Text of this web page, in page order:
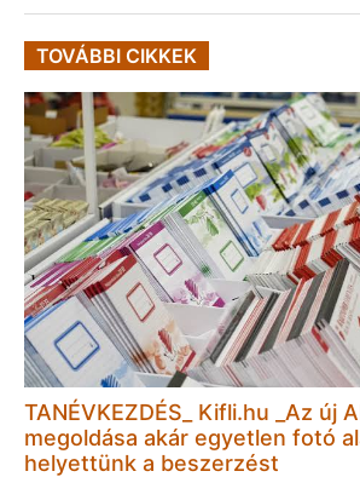
TOVÁBBI CIKKEK
TANÉVKEZDÉS_ Kifli.hu _Az új
megoldása akár egyetlen fotó
helyettünk a beszerzést